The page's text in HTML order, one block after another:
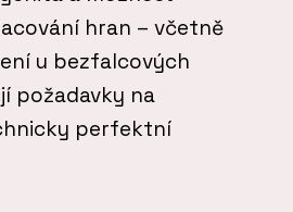
hran – včetně
u bezfalcových
požadavky na
perfektní